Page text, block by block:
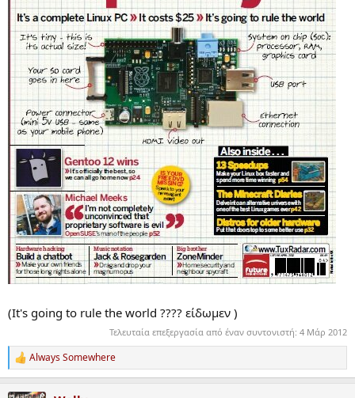
(It's going to rule the world ???? είδωμεν )
Τελευταία επεξεργασία από έναν συντονιστή: 4 Μάρ 2012
R
e
Always Somewhere